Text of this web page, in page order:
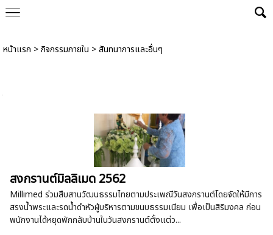
หน้าแรก >กิจกรรมภายใน >สันทนาการและอื่นๆ
สงกรานต์มิลลิเมด 2562
Millimed ร่วมสืบสานวัฒนธรรมไทยตามประเพณีวันสงกรานต์โดยจัดให้มีการ
สรงน้ำพระและรดน้ำดำหัวผู้บริหารตามขนบธรรมเนียม เพื่อเป็นสิริมงคล ก่อน
พนักงานได้หยุดพักกลับบ้านในวันสงกรานต์ตั้งแต่ว...